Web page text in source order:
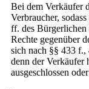
Bei dem Verkäufer
Verbraucher,
ff. des
Rechte gegenüber
sich nach §§ 433 f.,
denn der Verkäufer
ausgeschlossen